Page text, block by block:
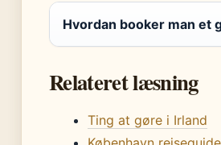
Hvordan booker man et
Relateret læsning
Ting at gøre i Irland